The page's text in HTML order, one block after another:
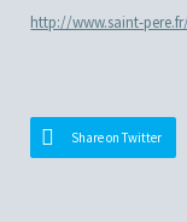
http://www.saint-
Share on Twitter